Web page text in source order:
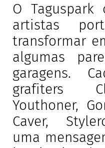
O Taguspark
artistas
transformar
algumas
garagens.
grafiters
Youthoner,
Caver,
uma